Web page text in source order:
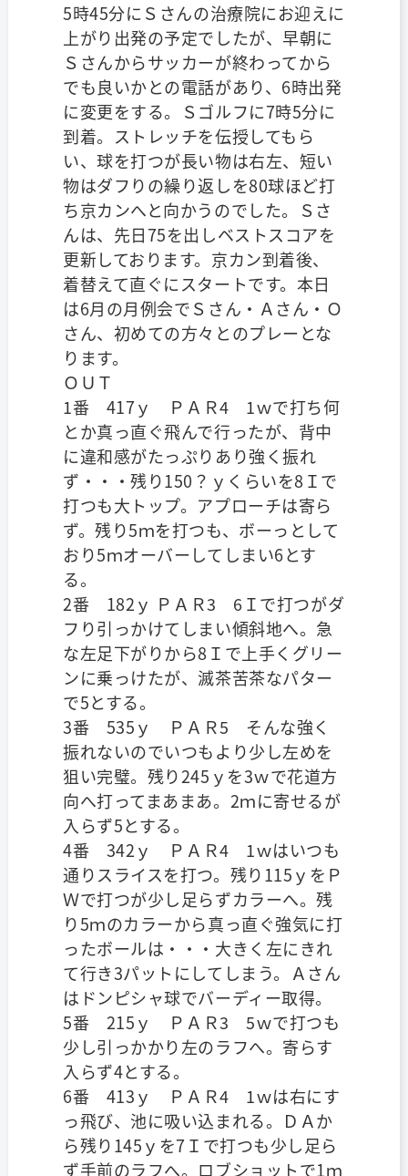
5時45分にＳさんの治療院にお迎えに
上がり出発の予定でしたが、早朝に
Ｓさんからサッカーが終わってから
でも良いかとの電話があり、6時出発
に変更をする。Ｓゴルフに7時5分に
到着。ストレッチを伝授してもら
い、球を打つが長い物は右左、短い
物はダフりの繰り返しを80球ほど打
ち京カンへと向かうのでした。Ｓさ
んは、先日75を出しベストスコアを
更新しております。京カン到着後、
着替えて直ぐにスタートです。本日
は6月の月例会でＳさん・Ａさん・Ｏ
さん、初めての方々とのプレーとな
ります。
ＯＵＴ
1番 417ｙ ＰＡＲ4 1ｗで打ち何
とか真っ直ぐ飛んで行ったが、背中
に違和感がたっぷりあり強く振れ
ず・・・残り150？ｙくらいを8Ｉで
打つも大トップ。アプローチは寄ら
ず。残り5ｍを打つも、ボーっとして
おり5ｍオーバーしてしまい6とす
る。
2番 182ｙ ＰＡＲ3 6Ｉで打つがダ
フり引っかけてしまい傾斜地へ。急
な左足下がりから8Ｉで上手くグリー
ンに乗っけたが、滅茶苦茶なパター
で5とする。
3番 535ｙ ＰＡＲ5 そんな強く
振れないのでいつもより少し左めを
狙い完璧。残り245ｙを3ｗで花道方
向へ打ってまあまあ。2ｍに寄せるが
入らず5とする。
4番 342ｙ ＰＡＲ4 1ｗはいつも
通りスライスを打つ。残り115ｙをＰ
Ｗで打つが少し足らずカラーへ。残
り5ｍのカラーから真っ直ぐ強気に打
ったボールは・・・大きく左にきれ
て行き3パットにしてしまう。Ａさん
はドンピシャ球でバーディー取得。
5番 215ｙ ＰＡＲ3 5ｗで打つも
少し引っかかり左のラフへ。寄らす
入らず4とする。
6番 413ｙ ＰＡＲ4 1ｗは右にす
っ飛び、池に吸い込まれる。ＤＡか
ら残り145ｙを7Ｉで打つも少し足ら
ず手前のラフへ。ロブショットで1ｍ